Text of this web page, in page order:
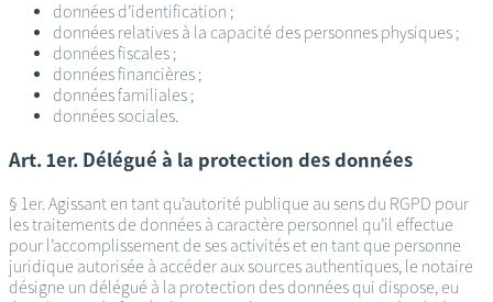
données d’identification ;
données relatives à la capacité des personnes physiques ;
données fiscales ;
données financières ;
données familiales ;
données sociales.
Art. 1er. Délégué à la protection des données
§ 1er. Agissant en tant qu’autorité publique au sens du RGPD pour
les traitements de données à caractère personnel qu’il effectue
pour l’accomplissement de ses activités et en tant que personne
juridique autorisée à accéder aux sources authentiques, le notaire
désigne un délégué à la protection des données qui dispose, eu